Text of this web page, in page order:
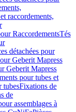
raccordements,
RaccordementsTés
détachées pour
Geberit Mapress
Geberit Mapress
pour tubes et
tubesFixations de
de
assemblages à